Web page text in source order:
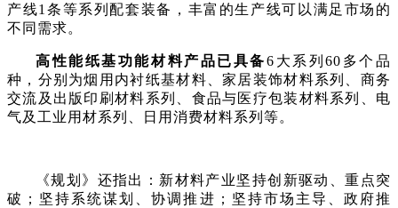
产线1条等系列配套装备，丰富的生产线可以满足市场的
不同需求。
高性能纸基功能材料产品已具备6大系列60多个品
种，分别为烟用内衬纸基材料、家居装饰材料系列、商务
交流及出版印刷材料系列、食品与医疗包装材料系列、电
气及工业用材系列、日用消费材料系列等。
《规划》还指出：新材料产业坚持创新驱动、重点突
破；坚持系统谋划、协调推进；坚持市场主导、政府推